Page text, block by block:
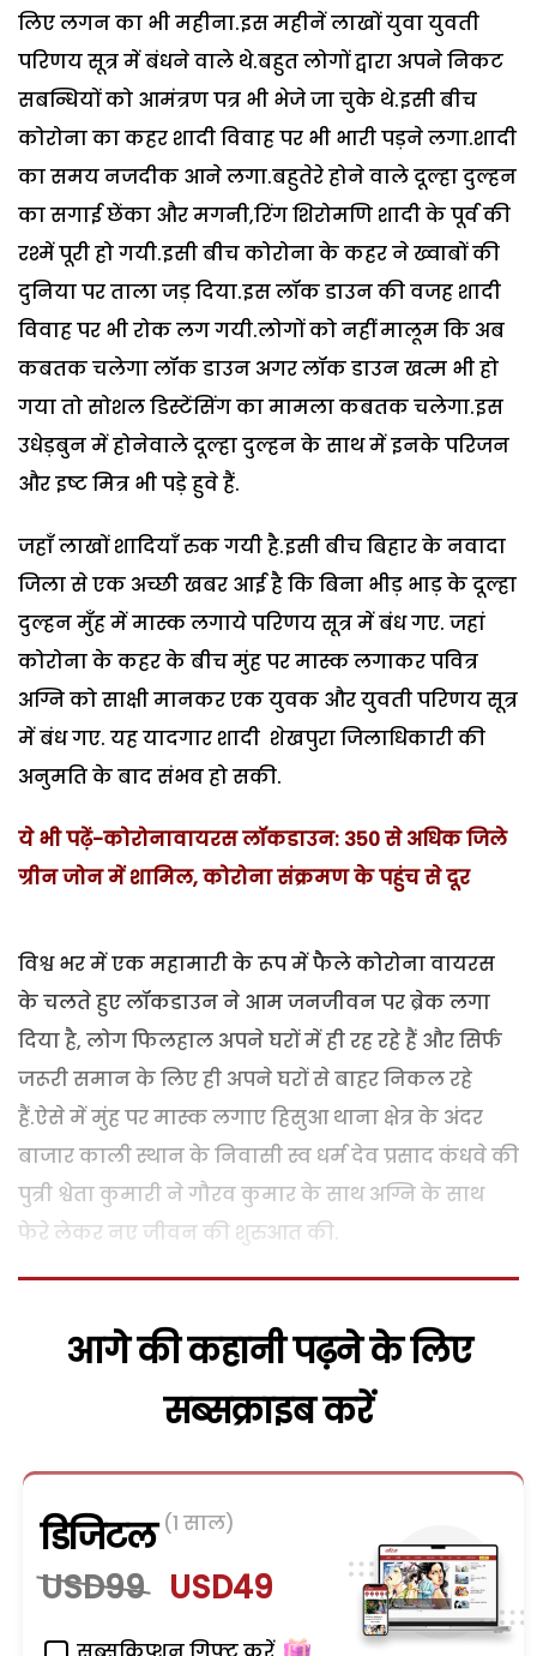
लिए लगन का भी महीना.इस महीनें लाखों युवा युवती
परिणय सूत्र में बंधने वाले थे.बहुत लोगों द्वारा अपने निकट
सबन्धियों को आमंत्रण पत्र भी भेजे जा चुके थे.इसी बीच
कोरोना का कहर शादी विवाह पर भी भारी पड़ने लगा.शादी
का समय नजदीक आने लगा.बहुतेरे होने वाले दूल्हा दुल्हन
का सगाई छेंका और मगनी,रिंग शिरोमणि शादी के पूर्व की
रश्में पूरी हो गयी.इसी बीच कोरोना के कहर ने ख्वाबों की
दुनिया पर ताला जड़ दिया.इस लॉक डाउन की वजह शादी
विवाह पर भी रोक लग गयी.लोगों को नहीं मालूम कि अब
कबतक चलेगा लॉक डाउन अगर लॉक डाउन खत्म भी हो
गया तो सोशल डिस्टेंसिंग का मामला कबतक चलेगा.इस
उधेड़बुन में होनेवाले दूल्हा दुल्हन के साथ में इनके परिजन
और इष्ट मित्र भी पड़े हुवे हैं.
जहाँ लाखों शादियाँ रुक गयी है.इसी बीच बिहार के नवादा
जिला से एक अच्छी खबर आई है कि बिना भीड़ भाड़ के दूल्हा
दुल्हन मुँह में मास्क लगाये परिणय सूत्र में बंध गए. जहां
कोरोना के कहर के बीच मुंह पर मास्क लगाकर पवित्र
अग्नि को साक्षी मानकर एक युवक और युवती परिणय सूत्र
में बंध गए. यह यादगार शादी शेखपुरा जिलाधिकारी की
अनुमति के बाद संभव हो सकी.
ये भी पढ़ें-कोरोनावायरस लॉकडाउन: 350 से अधिक जिले
ग्रीन जोन में शामिल, कोरोना संक्रमण के पहुंच से दूर
विश्व भर में एक महामारी के रूप में फैले कोरोना वायरस
के चलते हुए लॉकडाउन ने आम जनजीवन पर ब्रेक लगा
दिया है, लोग फिलहाल अपने घरों में ही रह रहे हैं और सिर्फ
जरूरी समान के लिए ही अपने घरों से बाहर निकल रहे
हैं.ऐसे में मुंह पर मास्क लगाए हिसुआ थाना क्षेत्र के अंदर
बाजार काली स्थान के निवासी स्व धर्म देव प्रसाद कंधवे की
पुत्री श्वेता कुमारी ने गौरव कुमार के साथ अग्नि के साथ
फेरे लेकर नए जीवन की शुरुआत की.
आगे की कहानी पढ़ने के लिए
सब्सक्राइब करें
डिजिटल (1 साल)
USD99 USD49